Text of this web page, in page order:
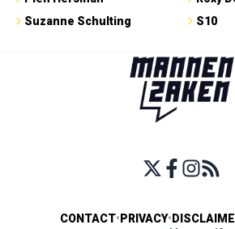
Suzanne Schulting
S10
CONTACT• PRIVACY•